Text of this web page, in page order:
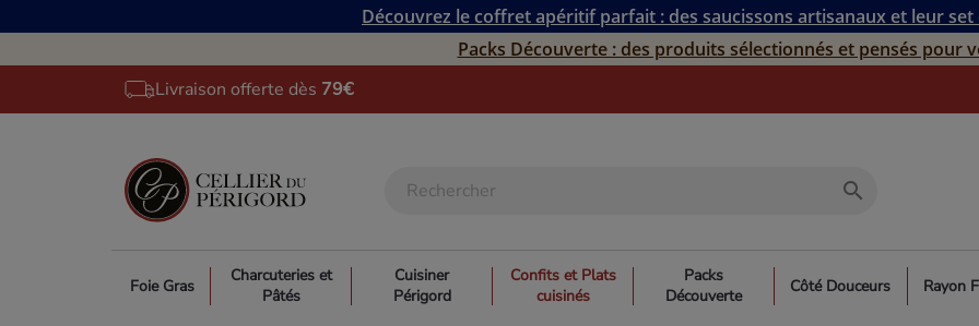
Découvrez le coffret apéritif parfait : des saucissons artisanaux et leur
Packs Découverte : des produits sélectionnés et pensés pour
Livraison offerte dès 79€
search
Foie Gras
Charcuteries et
Pâtés
Cuisiner
Périgord
Confits et Plats
cuisinés
Packs
Découverte
Côté Douceurs Rayon